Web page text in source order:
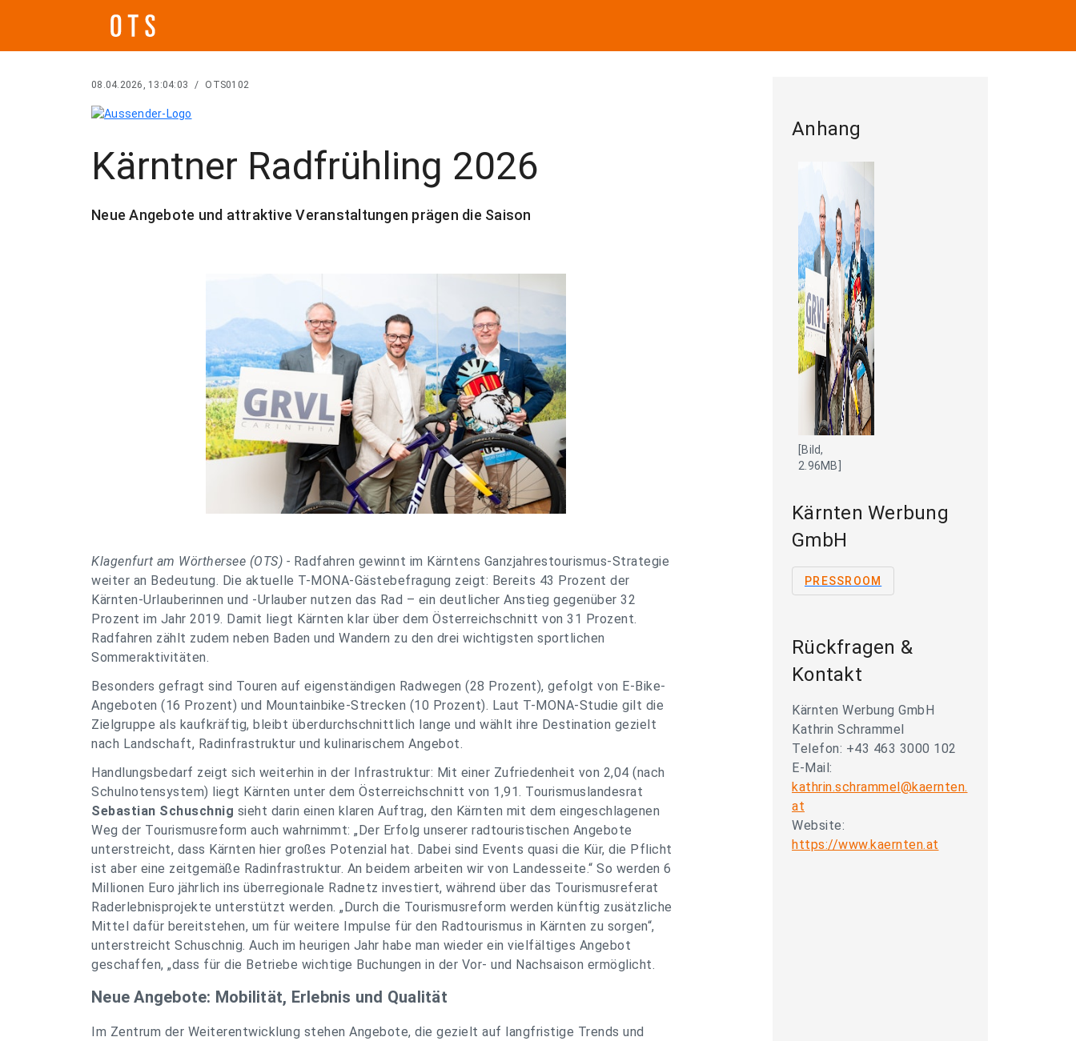
08.04.2026, 13:04:03 / OTS0102
Kärntner Radfrühling 2026
Neue Angebote und attraktive Veranstaltungen prägen die Saison
Klagenfurt am Wörthersee (OTS) - Radfahren gewinnt im Kärntens Ganzjahrestourismus-Strategie
weiter an Bedeutung. Die aktuelle T-MONA-Gästebefragung zeigt: Bereits 43 Prozent der
Kärnten-Urlauberinnen und -Urlauber nutzen das Rad – ein deutlicher Anstieg gegenüber 32
Prozent im Jahr 2019. Damit liegt Kärnten klar über dem Österreichschnitt von 31 Prozent.
Radfahren zählt zudem neben Baden und Wandern zu den drei wichtigsten sportlichen
Sommeraktivitäten.
Besonders gefragt sind Touren auf eigenständigen Radwegen (28 Prozent), gefolgt von E-Bike-
Angeboten (16 Prozent) und Mountainbike-Strecken (10 Prozent). Laut T-MONA-Studie gilt die
Zielgruppe als kaufkräftig, bleibt überdurchschnittlich lange und wählt ihre Destination gezielt
nach Landschaft, Radinfrastruktur und kulinarischem Angebot.
Handlungsbedarf zeigt sich weiterhin in der Infrastruktur: Mit einer Zufriedenheit von 2,04 (nach
Schulnotensystem) liegt Kärnten unter dem Österreichschnitt von 1,91. Tourismuslandesrat
Sebastian Schuschnig sieht darin einen klaren Auftrag, den Kärnten mit dem eingeschlagenen
Weg der Tourismusreform auch wahrnimmt: „Der Erfolg unserer radtouristischen Angebote
unterstreicht, dass Kärnten hier großes Potenzial hat. Dabei sind Events quasi die Kür, die Pflicht
ist aber eine zeitgemäße Radinfrastruktur. An beidem arbeiten wir von Landesseite.“ So werden 6
Millionen Euro jährlich ins überregionale Radnetz investiert, während über das Tourismusreferat
Raderlebnisprojekte unterstützt werden. „Durch die Tourismusreform werden künftig zusätzliche
Mittel dafür bereitstehen, um für weitere Impulse für den Radtourismus in Kärnten zu sorgen“,
unterstreicht Schuschnig. Auch im heurigen Jahr habe man wieder ein vielfältiges Angebot
geschaffen, „dass für die Betriebe wichtige Buchungen in der Vor- und Nachsaison ermöglicht.
Neue Angebote: Mobilität, Erlebnis und Qualität
Im Zentrum der Weiterentwicklung stehen Angebote, die gezielt auf langfristige Trends und
Anhang
[Bild,
2.96MB]
Kärnten Werbung
GmbH
PRESSROOM
Rückfragen &
Kontakt
Kärnten Werbung GmbH
Kathrin Schrammel
Telefon: +43 463 3000 102
E-Mail:
kathrin.schrammel@kaernten.
at
Website:
https://www.kaernten.at